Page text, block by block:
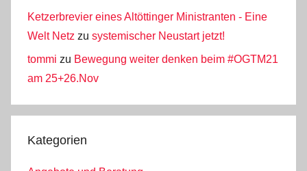
Ketzerbrevier eines Altöttinger Ministranten - Eine
Welt Netz zu systemischer Neustart jetzt!
tommi zu Bewegung weiter denken beim #OGTM21
am 25+26.Nov
Kategorien